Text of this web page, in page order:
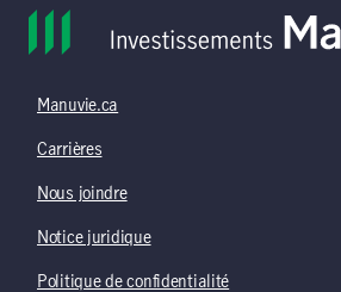
Manuvie.ca
Carrières
Nous joindre
Notice juridique
Politique de confidentialité